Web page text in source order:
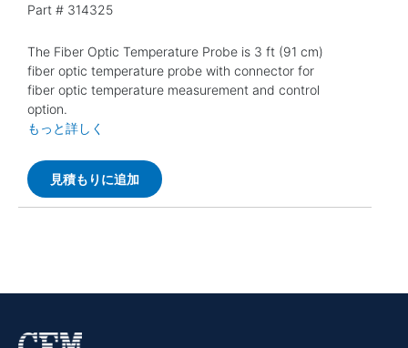
Part # 314325
The Fiber Optic Temperature Probe is 3 ft (91 cm)
fiber optic temperature probe with connector for
fiber optic temperature measurement and control
option.
もっと詳しく
見積もりに追加